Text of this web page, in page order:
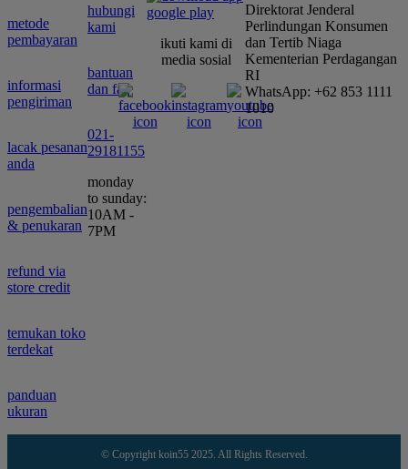
metode
pembayaran
informasi
pengiriman
lacak pesanan
anda
pengembalian
& penukaran
refund via
store credit
temukan toko
terdekat
panduan
ukuran
hubungi
kami
bantuan
dan faq
021-
29181155
monday
to sunday:
10AM -
7PM
ikuti kami di
media sosial
Direktorat Jenderal
Perlindungan Konsumen
dan Tertib Niaga
Kementerian Perdagangan
RI
WhatsApp: +62 853 1111
1010
© Copyright koin55 2025. All Rights Reserved.